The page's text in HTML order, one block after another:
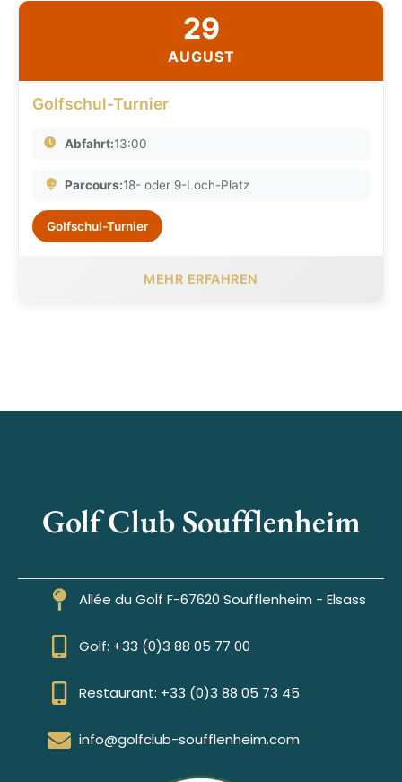
29
AUGUST
Golfschul-Turnier
Abfahrt:13:00
Parcours:18- oder 9-Loch-Platz
Golfschul-Turnier
MEHR ERFAHREN
Golf Club Soufflenheim
Allée du Golf F-67620 Soufflenheim - Elsass
Golf: +33 (0)3 88 05 77 00
Restaurant: +33 (0)3 88 05 73 45
info@golfclub-soufflenheim.com